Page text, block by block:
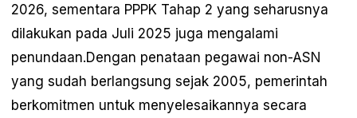
2026, sementara PPPK Tahap 2 yang seharusnya
dilakukan pada Juli 2025 juga mengalami
penundaan.Dengan penataan pegawai non-ASN
yang sudah berlangsung sejak 2005, pemerintah
berkomitmen untuk menyelesaikannya secara